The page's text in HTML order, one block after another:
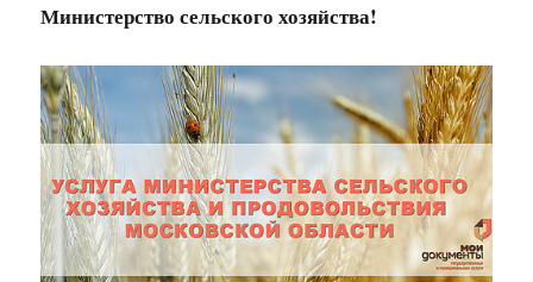
Министерство сельского хозяйства!